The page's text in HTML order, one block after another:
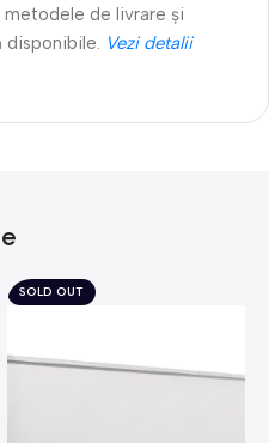
de livrare și
disponibile. Vezi detalii
SOLD OUT